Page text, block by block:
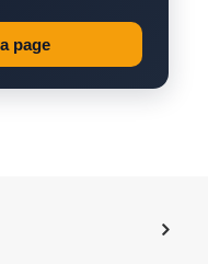
page